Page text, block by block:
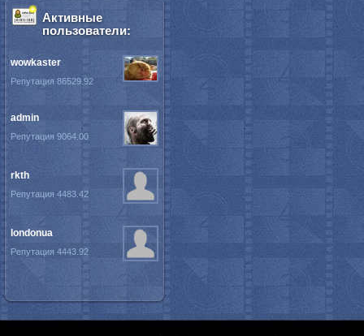
Активные
пользователи:
wowkaster
Репутация 86529.92
admin
Репутация 9064.00
rkth
Репутация 4483.42
londonua
Репутация 4443.92